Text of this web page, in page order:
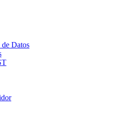
Datos
in
Opens